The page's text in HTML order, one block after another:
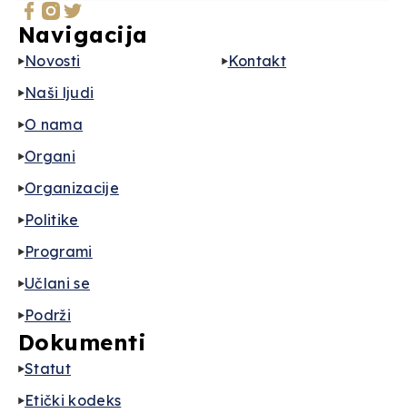
Navigacija
Novosti
Naši ljudi
O nama
Organi
Organizacije
Politike
Programi
Učlani se
Podrži
Kontakt
Dokumenti
Statut
Etički kodeks